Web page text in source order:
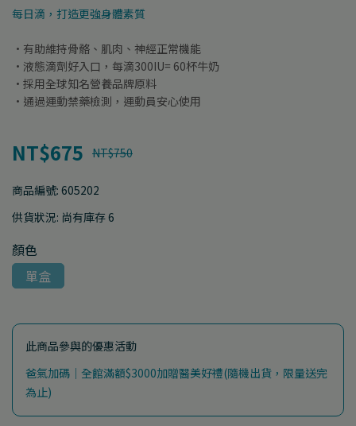
每日滴，打造更強身體素質
·有助維持骨骼、肌肉、神經正常機能
·液態滴劑好入口，每滴300IU= 60杯牛奶
·採用全球知名營養品牌原料
·通過運動禁藥檢測，運動員安心使用
NT$675 NT$750
商品編號: 605202
供貨狀況: 尚有庫存 6
顏色
單盒
此商品參與的優惠活動
爸氣加碼｜全館滿額$3000加贈醫美好禮(隨機出貨，限量送完
為止)